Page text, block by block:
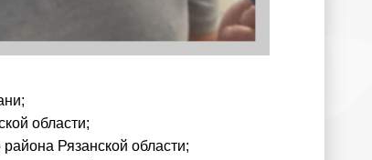
области;
Рязанской области;